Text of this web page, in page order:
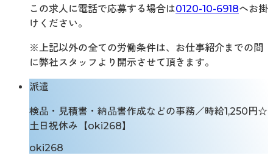
この求人に電話で応募する場合は0120-10-6918へお掛
けください。
※上記以外の全ての労働条件は、お仕事紹介までの間
に弊社スタッフより開示させて頂きます。
派遣
検品・見積書・納品書作成などの事務／時給1,250円☆
土日祝休み【oki268】
oki268